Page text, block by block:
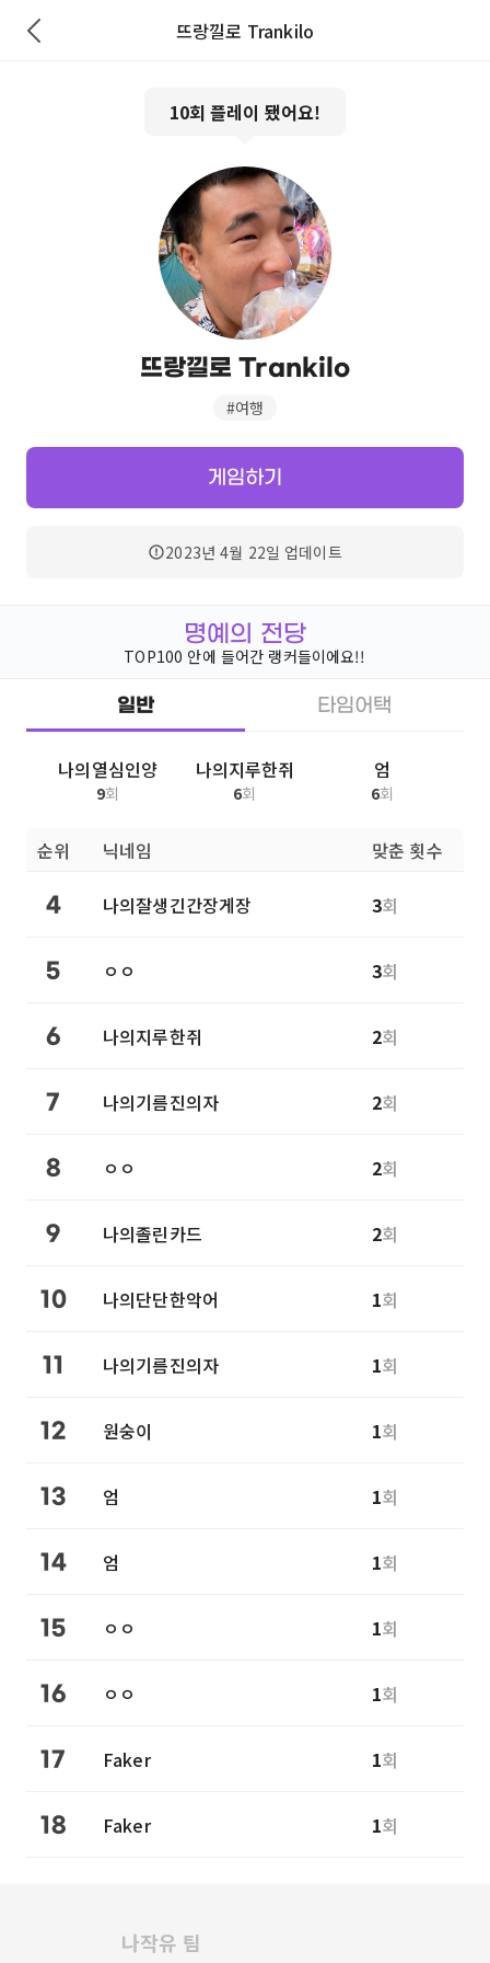
뜨랑낄로 Trankilo
10회 플레이 됐어요!
뜨랑낄로 Trankilo
#여행
게임하기
2023년 4월 22일 업데이트
명예의 전당
TOP100 안에 들어간 랭커들이에요!!
일반 타임어택
나의열심인양
9회
나의지루한쥐
6회
엄
6회
순위 닉네임 맞춘 횟수
4 나의잘생긴간장게장 3회
5 ㅇㅇ 3회
6 나의지루한쥐 2회
7 나의기름진의자 2회
8 ㅇㅇ 2회
9 나의졸린카드 2회
10 나의단단한악어 1회
11 나의기름진의자 1회
12 원숭이 1회
13 엄 1회
14 엄 1회
15 ㅇㅇ 1회
16 ㅇㅇ 1회
17 Faker 1회
18 Faker 1회
나작유 팀